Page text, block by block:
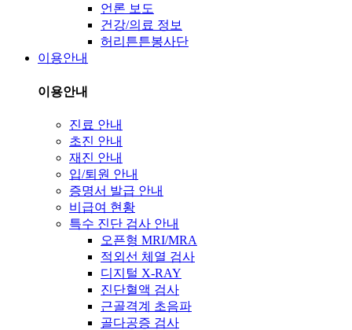
언론 보도
건강/의료 정보
허리튼튼봉사단
이용안내
이용안내
진료 안내
초진 안내
재진 안내
입/퇴원 안내
증명서 발급 안내
비급여 현황
특수 진단 검사 안내
오픈형 MRI/MRA
적외선 체열 검사
디지털 X-RAY
진단혈액 검사
근골격계 초음파
골다공증 검사